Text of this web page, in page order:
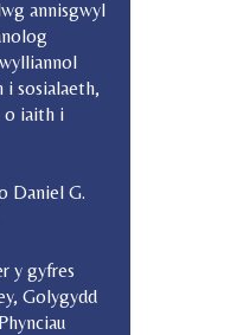
annisgwyl
i sosialaeth,
o iaith i
Daniel G.
y gyfres
Golygydd